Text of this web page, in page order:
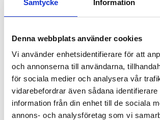
Samtycke Information
Denna webbplats använder cookies
Vi använder enhetsidentifierare för att
och annonserna till användarna,
för sociala medier och analysera vår
vidarebefordrar även sådana identifierare
information från din enhet till de sociala
annons- och analysföretag som vi